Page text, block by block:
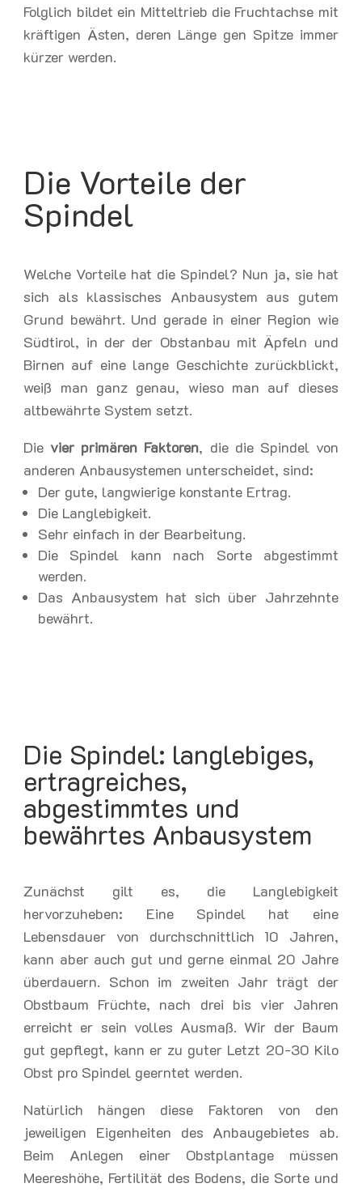
Folglich bildet ein Mitteltrieb die Fruchtachse mit
kräftigen Ästen, deren Länge gen Spitze immer
kürzer werden.
Die Vorteile der
Spindel
Welche Vorteile hat die Spindel? Nun ja, sie hat
sich als klassisches Anbausystem aus gutem
Grund bewährt. Und gerade in einer Region wie
Südtirol, in der der Obstanbau mit Äpfeln und
Birnen auf eine lange Geschichte zurückblickt,
weiß man ganz genau, wieso man auf dieses
altbewährte System setzt.
Die vier primären Faktoren, die die Spindel von
anderen Anbausystemen unterscheidet, sind:
Der gute, langwierige konstante Ertrag.
Die Langlebigkeit.
Sehr einfach in der Bearbeitung.
Die Spindel kann nach Sorte abgestimmt
werden.
Das Anbausystem hat sich über Jahrzehnte
bewährt.
Die Spindel: langlebiges,
ertragreiches,
abgestimmtes und
bewährtes Anbausystem
Zunächst gilt es, die Langlebigkeit
hervorzuheben: Eine Spindel hat eine
Lebensdauer von durchschnittlich 10 Jahren,
kann aber auch gut und gerne einmal 20 Jahre
überdauern. Schon im zweiten Jahr trägt der
Obstbaum Früchte, nach drei bis vier Jahren
erreicht er sein volles Ausmaß. Wir der Baum
gut gepflegt, kann er zu guter Letzt 20-30 Kilo
Obst pro Spindel geerntet werden.
Natürlich hängen diese Faktoren von den
jeweiligen Eigenheiten des Anbaugebietes ab.
Beim Anlegen einer Obstplantage müssen
Meereshöhe, Fertilität des Bodens, die Sorte und